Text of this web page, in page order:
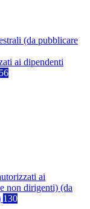
(da pubblicare
ai dipendenti
ai
non dirigenti) (da
130